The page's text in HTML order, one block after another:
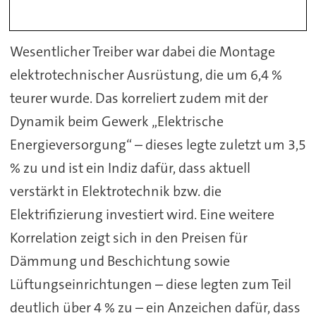
Wesentlicher Treiber war dabei die Montage
elektrotechnischer Ausrüstung, die um 6,4 %
teurer wurde. Das korreliert zudem mit der
Dynamik beim Gewerk „Elektrische
Energieversorgung“ – dieses legte zuletzt um 3,5
% zu und ist ein Indiz dafür, dass aktuell
verstärkt in Elektrotechnik bzw. die
Elektrifizierung investiert wird. Eine weitere
Korrelation zeigt sich in den Preisen für
Dämmung und Beschichtung sowie
Lüftungseinrichtungen – diese legten zum Teil
deutlich über 4 % zu – ein Anzeichen dafür, dass